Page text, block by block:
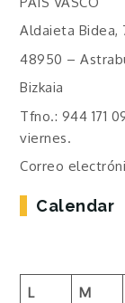
Aldaieta Bidea,
48950 –
Bizkaia
Tfno.: 944 171
viernes.
Correo
Calendar
L M